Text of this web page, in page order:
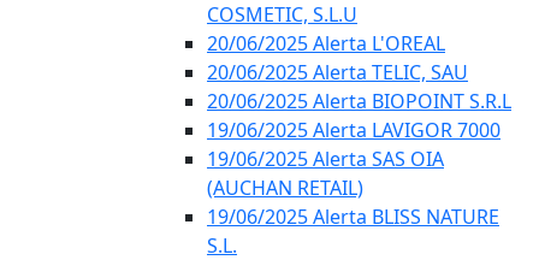
COSMETIC, S.L.U
20/06/2025 Alerta L'OREAL
20/06/2025 Alerta TELIC, SAU
20/06/2025 Alerta BIOPOINT S.R.L
19/06/2025 Alerta LAVIGOR 7000
19/06/2025 Alerta SAS OIA
(AUCHAN RETAIL)
19/06/2025 Alerta BLISS NATURE
S.L.